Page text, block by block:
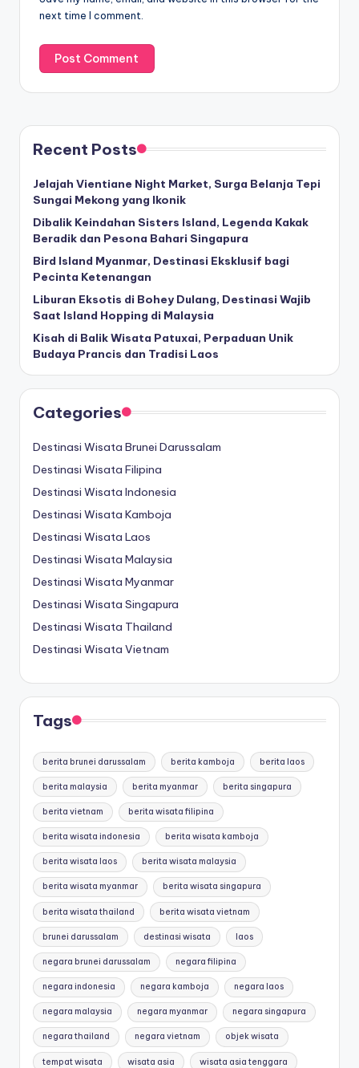
next time I comment.
Recent Posts
Jelajah Vientiane Night Market, Surga Belanja Tepi
Sungai Mekong yang Ikonik
Dibalik Keindahan Sisters Island, Legenda Kakak
Beradik dan Pesona Bahari Singapura
Bird Island Myanmar, Destinasi Eksklusif bagi
Pecinta Ketenangan
Liburan Eksotis di Bohey Dulang, Destinasi Wajib
Saat Island Hopping di Malaysia
Kisah di Balik Wisata Patuxai, Perpaduan Unik
Budaya Prancis dan Tradisi Laos
Categories
Destinasi Wisata Brunei Darussalam
Destinasi Wisata Filipina
Destinasi Wisata Indonesia
Destinasi Wisata Kamboja
Destinasi Wisata Laos
Destinasi Wisata Malaysia
Destinasi Wisata Myanmar
Destinasi Wisata Singapura
Destinasi Wisata Thailand
Destinasi Wisata Vietnam
Tags
berita brunei darussalam berita kamboja berita laos
berita malaysia berita myanmar berita singapura
berita vietnam berita wisata filipina
berita wisata indonesia berita wisata kamboja
berita wisata laos berita wisata malaysia
berita wisata myanmar berita wisata singapura
berita wisata thailand berita wisata vietnam
brunei darussalam destinasi wisata laos
negara brunei darussalam negara filipina
negara indonesia negara kamboja negara laos
negara malaysia negara myanmar negara singapura
negara thailand negara vietnam objek wisata
tempat wisata wisata asia wisata asia tenggara